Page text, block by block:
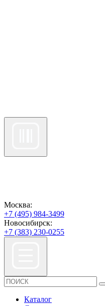
Москва:
+7 (495) 984-3499
Новосибирск:
+7 (383) 230-0255
Каталог